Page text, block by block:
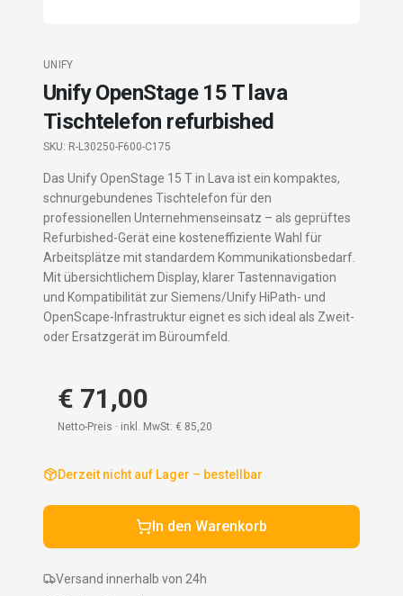
UNIFY
Unify OpenStage 15 T lava
Tischtelefon refurbished
SKU: R-L30250-F600-C175
Das Unify OpenStage 15 T in Lava ist ein kompaktes,
schnurgebundenes Tischtelefon für den
professionellen Unternehmenseinsatz – als geprüftes
Refurbished-Gerät eine kosteneffiziente Wahl für
Arbeitsplätze mit standardem Kommunikationsbedarf.
Mit übersichtlichem Display, klarer Tastennavigation
und Kompatibilität zur Siemens/Unify HiPath- und
OpenScape-Infrastruktur eignet es sich ideal als Zweit-
oder Ersatzgerät im Büroumfeld.
€ 71,00
Netto-Preis · inkl. MwSt: € 85,20
Derzeit nicht auf Lager – bestellbar
In den Warenkorb
Versand innerhalb von 24h